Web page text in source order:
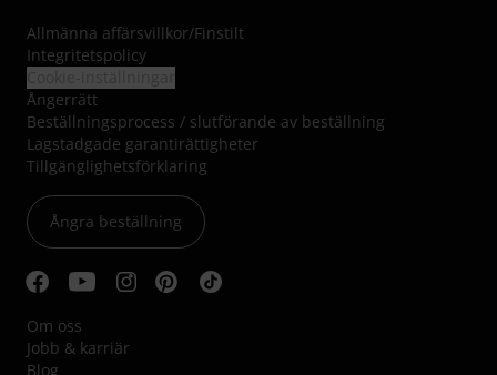
Allmänna affärsvillkor/Finstilt
Integritetspolicy
Ångerrätt
Beställningsprocess / slutförande av beställning
Lagstadgade garantirättigheter
Tillgänglighetsförklaring
Ångra beställning
Om oss
Jobb & karriär
Blog